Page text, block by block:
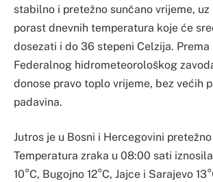
stabilno i pretežno sunčano vrijeme, uz
porast dnevnih temperatura koje će
dosezati i do 36 stepeni Celzija. Prema
Federalnog hidrometeorološkog
donose pravo toplo vrijeme, bez većih
padavina.
Jutros je u Bosni i Hercegovini
Temperatura zraka u 08:00 sati
10°C, Bugojno 12°C, Jajce i Sarajevo